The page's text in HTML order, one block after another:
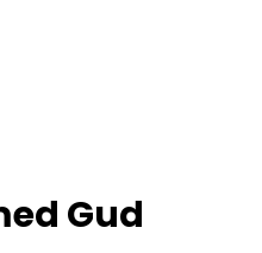
Gud